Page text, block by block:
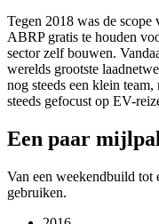
Tegen 2018 was de
ABRP gratis te houden
sector zelf bouwen.
werelds grootste
nog steeds een klein
steeds gefocust op EV-
Een paar
Van een weekendbuild
gebruiken.